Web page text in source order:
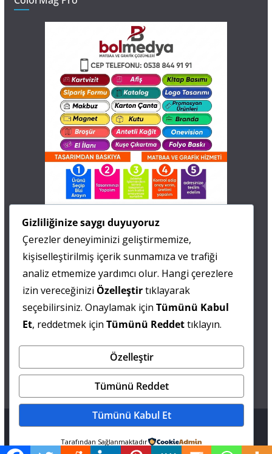
0 505 677 40 87
Fatma MARMARA
0 538 844 90 90
Mesut IŞIKAY
admin@sultanmagazin.com
Tüm hakları saklıdır © 2026Sultan Magazin
Gizliliğinize saygı duyuyoruz
Çerezler deneyiminizi geliştirmemize,
kişiselleştirilmiş içerik sunmamıza ve trafiği
analiz etmemize yardımcı olur. Hangi çerezlere
izin vereceğinizi Özelleştirtıklayarak
seçebilirsiniz. Onaylamak için Tümünü Kabul
Et, reddetmek için Tümünü Reddettıklayın.
Özelleştir
Tümünü Reddet
Tümünü Kabul Et
Tarafından Sağlanmaktadır